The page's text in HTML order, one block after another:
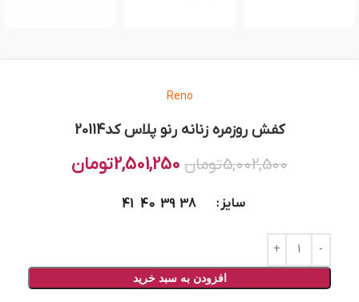
Reno
کفش روزمره زنانه رنو پلاس کد20114
5,002,500تومان 2,501,250تومان
سایز 38
39
40
41
افزودن به سبد خرید